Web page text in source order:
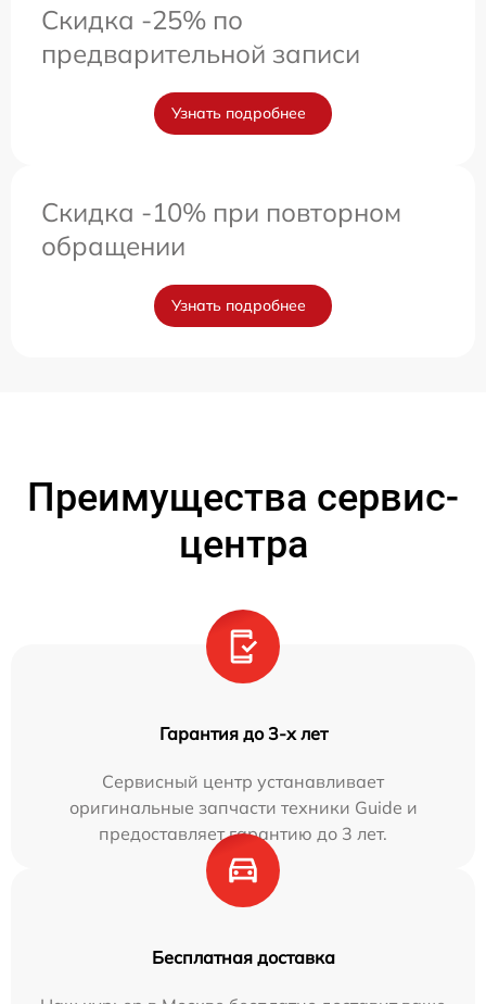
Скидка -25% по
предварительной записи
Узнать подробнее
Скидка -10% при повторном
обращении
Узнать подробнее
Преимущества сервис-
центра
Гарантия до 3-х лет
Сервисный центр устанавливает
оригинальные запчасти техники Guide и
предоставляет гарантию до 3 лет.
Бесплатная доставка